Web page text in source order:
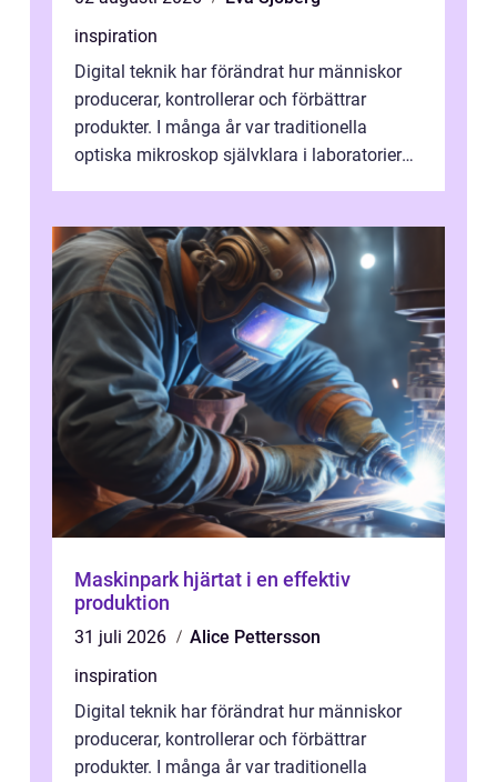
inspiration
Digital teknik har förändrat hur människor
producerar, kontrollerar och förbättrar
produkter. I många år var traditionella
optiska mikroskop självklara i laboratorier
Maskinpark hjärtat i en effektiv
produktion
31 juli 2026
Alice Pettersson
inspiration
Digital teknik har förändrat hur människor
producerar, kontrollerar och förbättrar
produkter. I många år var traditionella